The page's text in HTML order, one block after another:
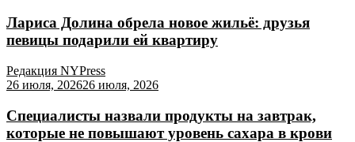
Лариса Долина обрела новое жильё: друзья
певицы подарили ей квартиру
Редакция NYPress
26 июля, 202626 июля, 2026
Специалисты назвали продукты на завтрак,
которые не повышают уровень сахара в крови